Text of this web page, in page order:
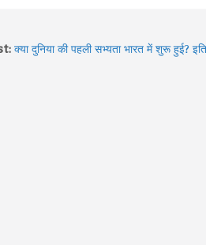
क्या दुनिया की पहली सभ्यता भारत में शुरू हुई?